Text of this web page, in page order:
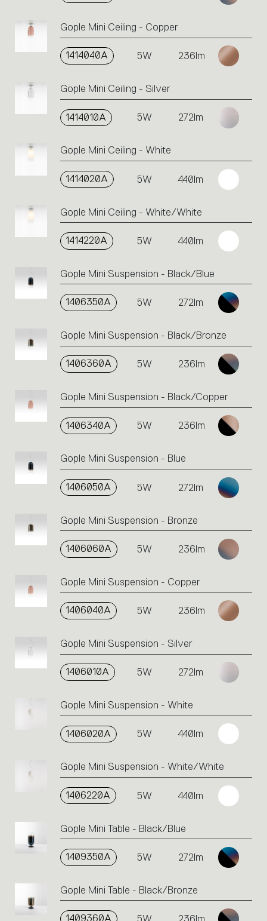
Gople Mini Ceiling - Copper
1414040A 5W 236lm
Gople Mini Ceiling - Silver
1414010A 5W 272lm
Gople Mini Ceiling - White
1414020A 5W 440lm
Gople Mini Ceiling - White/White
1414220A 5W 440lm
Gople Mini Suspension - Black/Blue
1406350A 5W 272lm
Gople Mini Suspension - Black/Bronze
1406360A 5W 236lm
Gople Mini Suspension - Black/Copper
1406340A 5W 236lm
Gople Mini Suspension - Blue
1406050A 5W 272lm
Gople Mini Suspension - Bronze
1406060A 5W 236lm
Gople Mini Suspension - Copper
1406040A 5W 236lm
Gople Mini Suspension - Silver
1406010A 5W 272lm
Gople Mini Suspension - White
1406020A 5W 440lm
Gople Mini Suspension - White/White
1406220A 5W 440lm
Gople Mini Table - Black/Blue
1409350A 5W 272lm
Gople Mini Table - Black/Bronze
1409360A